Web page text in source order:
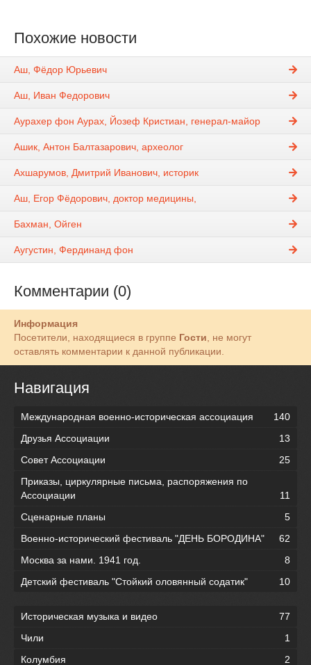
Похожие новости
Аш, Фёдор Юрьевич
Аш, Иван Федорович
Аурахер фон Аурах, Йозеф Кристиан, генерал-майор
Ашик, Антон Балтазарович, археолог
Ахшарумов, Дмитрий Иванович, историк
Аш, Егор Фёдорович, доктор медицины,
Бахман, Ойген
Аугустин, Фердинанд фон
Комментарии (0)
Информация
Посетители, находящиеся в группе Гости , не могут
оставлять комментарии к данной публикации.
Навигация
Международная военно-историческая ассоциация
140
Друзья Ассоциации
13
Совет Ассоциации
25
Приказы, циркулярные письма, распоряжения по
Ассоциации
11
Сценарные планы
5
Военно-исторический фестиваль "ДЕНЬ БОРОДИНА"
62
Москва за нами. 1941 год.
8
Детский фестиваль "Стойкий оловянный содатик"
10
Историческая музыка и видео
77
Чили
1
Колумбия
2